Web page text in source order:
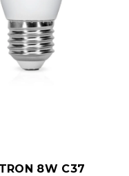
8W C37